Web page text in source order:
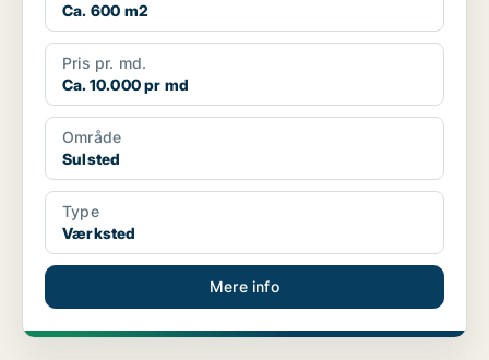
Ca. 600 m2
Pris pr. md.
Ca. 10.000 pr md
Område
Sulsted
Type
Værksted
Mere info